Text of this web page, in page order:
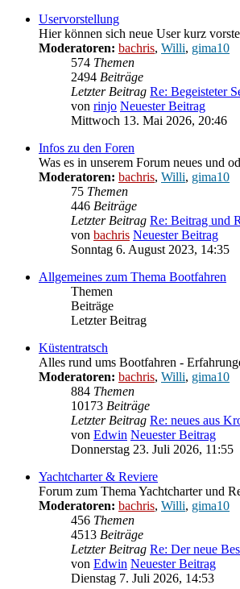
Uservorstellung
Hier können sich neue User kurz
Moderatoren: bachris, Willi, gima10
574 Themen
2494 Beiträge
Letzter Beitrag Re: Begeisteter
von rinjo Neuester Beitrag
Mittwoch 13. Mai 2026, 20:46
Infos zu den Foren
Was es in unserem Forum neues und
Moderatoren: bachris, Willi, gima10
75 Themen
446 Beiträge
Letzter Beitrag Re: Beitrag und
von bachris Neuester Beitrag
Sonntag 6. August 2023, 14:35
Allgemeines zum Thema Bootfahren
Themen
Beiträge
Letzter Beitrag
Küstentratsch
Alles rund ums Bootfahren -
Moderatoren: bachris, Willi, gima10
884 Themen
10173 Beiträge
Letzter Beitrag Re: neues aus
von Edwin Neuester Beitrag
Donnerstag 23. Juli 2026, 11:55
Yachtcharter & Reviere
Forum zum Thema Yachtcharter und
Moderatoren: bachris, Willi, gima10
456 Themen
4513 Beiträge
Letzter Beitrag Re: Der neue
von Edwin Neuester Beitrag
Dienstag 7. Juli 2026, 14:53